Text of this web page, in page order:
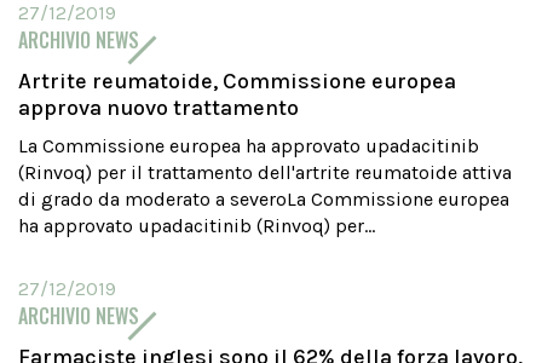
27/12/2019
ARCHIVIO NEWS
Artrite reumatoide, Commissione europea
approva nuovo trattamento
La Commissione europea ha approvato upadacitinib
(Rinvoq) per il trattamento dell'artrite reumatoide attiva
di grado da moderato a severoLa Commissione europea
ha approvato upadacitinib (Rinvoq) per...
27/12/2019
ARCHIVIO NEWS
Farmaciste inglesi sono il 62% della forza lavoro,